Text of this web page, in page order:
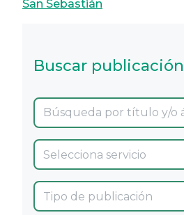
San Sebastián
Buscar publicación